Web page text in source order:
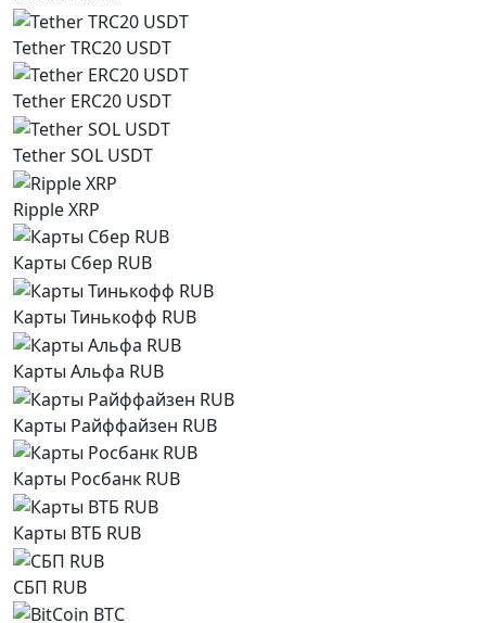
Tether TRC20 USDT
Tether ERC20 USDT
Tether SOL USDT
Ripple XRP
Карты Сбер RUB
Карты Тинькофф RUB
Карты Альфа RUB
Карты Райффайзен RUB
Карты Росбанк RUB
Карты ВТБ RUB
СБП RUB